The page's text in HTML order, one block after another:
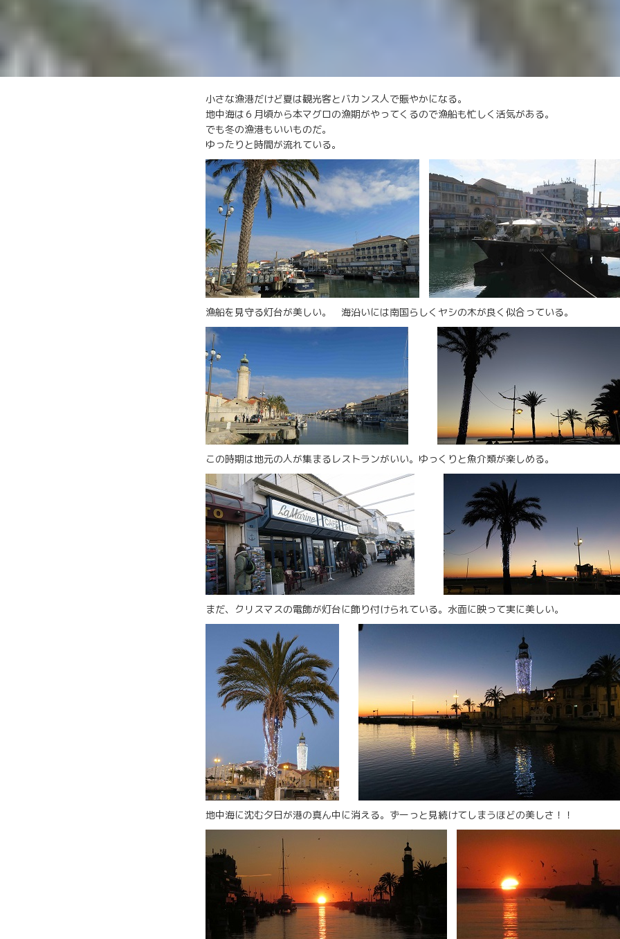
小さな漁港だけど夏は観光客とバカンス人で賑やかになる。
地中海は６月頃から本マグロの漁期がやってくるので漁船も忙しく活気がある。
でも冬の漁港もいいものだ。
ゆったりと時間が流れている。
漁船を見守る灯台が美しい。 海沿いには南国らしくヤシの木が良く似合っている。
この時期は地元の人が集まるレストランがいい。ゆっくりと魚介類が楽しめる。
まだ、クリスマスの電飾が灯台に飾り付けられている。水面に映って実に美しい。
地中海に沈む夕日が港の真ん中に消える。ずーっと見続けてしまうほどの美しさ！！